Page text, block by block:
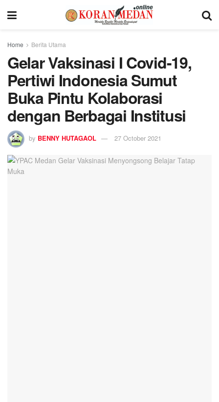
Home Berita Utama
Gelar Vaksinasi I Covid-19,
Pertiwi Indonesia Sumut
Buka Pintu Kolaborasi
dengan Berbagai Institusi
by BENNY HUTAGAOL 27 October 2021